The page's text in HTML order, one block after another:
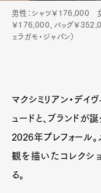
Art&Design
男性：シャツ￥176,000
￥176,000、バッグ￥
ェラガモ・ジャパン）
マクシミリアン・デイ
ュードと、ブランド
2026年プレフォール
観を描いたコレクシ
る。